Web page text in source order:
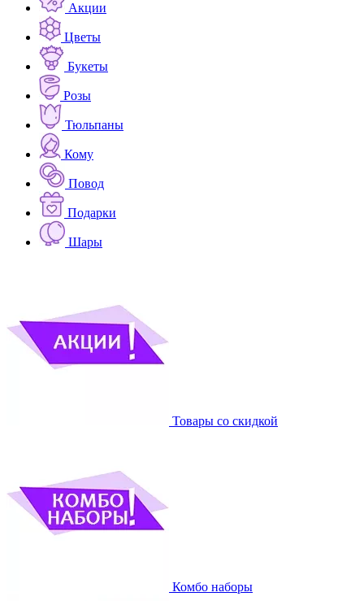
Акции
Цветы
Букеты
Розы
Тюльпаны
Кому
Повод
Подарки
Шары
Товары со скидкой
Комбо наборы